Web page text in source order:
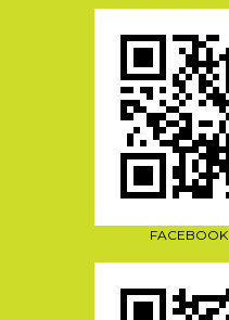
FACEBOOK